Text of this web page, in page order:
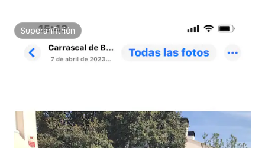
Superanfitrión
Superanfitrión